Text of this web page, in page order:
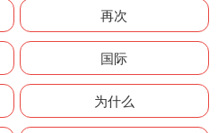
再次
国际
为什么